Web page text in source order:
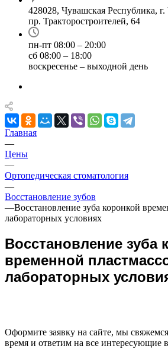
428028, Чувашская Республика,
пр. Тракторостроителей, 64
пн-пт 08:00 – 20:00
сб 08:00 – 18:00
воскресенье – выходной день
Главная
—
Цены
—
Ортопедическая стоматология
—
Восстановление зубов
—Восстановление зуба коронкой
лабораторных условиях
Восстановление зуба
временной
лабораторных
Оформите заявку на сайте, мы
время и ответим на все интересующие